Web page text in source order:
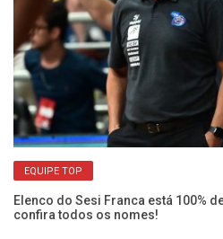
EQUIPE TOP
Elenco do Sesi Franca está 100%
confira todos os nomes!